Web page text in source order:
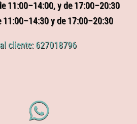
11:00–14:00, y de 17:00–20:30
11:00–14:30 y de 17:00–20:30
cliente: 627018796